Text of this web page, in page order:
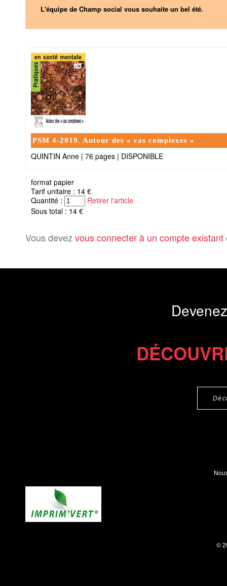
L'équipe de Champ social vous souhaite un bel été.
PSM 4-2019. Autour des « cas complexes »
QUINTIN Anne | 76 pages | DISPONIBLE
format papier
Tarif unitaire : 14 €
Quantité :
Retirer l'article
Sous total : 14 €
Vous devez vous connecter à un compte existant
©